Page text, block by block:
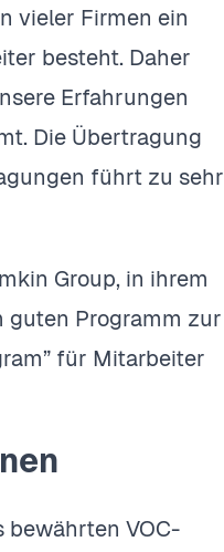
vieler Firmen ein
besteht. Daher
Erfahrungen
Die Übertragung
führt zu sehr
Group, in ihrem
guten Programm zur
für Mitarbeiter
bewährten VOC-